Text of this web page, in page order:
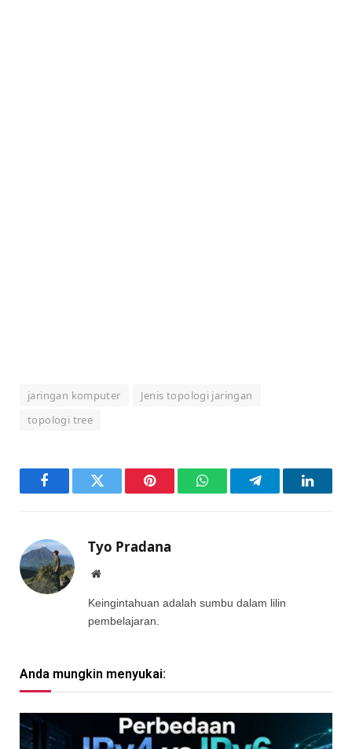
jaringan komputer
Jenis topologi jaringan
topologi tree
FacebookTwitter Pinterest WhatsAppTelegram
Tyo Pradana
Website
Keingintahuan adalah sumbu dalam lilin
pembelajaran.
Anda mungkin menyukai: